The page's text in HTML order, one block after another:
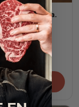
Stegefedt - ca.
til kurv